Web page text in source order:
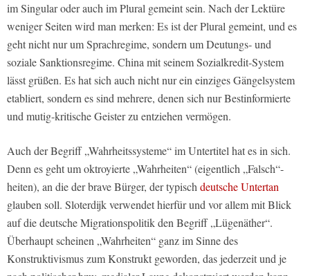
im Singular oder auch im Plural gemeint sein. Nach der Lektüre
weniger Seiten wird man merken: Es ist der Plural gemeint, und es
geht nicht nur um Sprachregime, sondern um Deutungs- und
soziale Sanktionsregime. China mit seinem Sozialkredit-System
lässt grüßen. Es hat sich auch nicht nur ein einziges Gängelsystem
etabliert, sondern es sind mehrere, denen sich nur Bestinformierte
und mutig-kritische Geister zu entziehen vermögen.
Auch der Begriff „Wahrheitssysteme“ im Untertitel hat es in sich.
Denn es geht um oktroyierte „Wahrheiten“ (eigentlich „Falsch“-
heiten), an die der brave Bürger, der typischdeutsche Untertan
glauben soll. Sloterdijk verwendet hierfür und vor allem mit Blick
auf die deutsche Migrationspolitik den Begriff „Lügenäther“.
Überhaupt scheinen „Wahrheiten“ ganz im Sinne des
Konstruktivismus zum Konstrukt geworden, das jederzeit und je